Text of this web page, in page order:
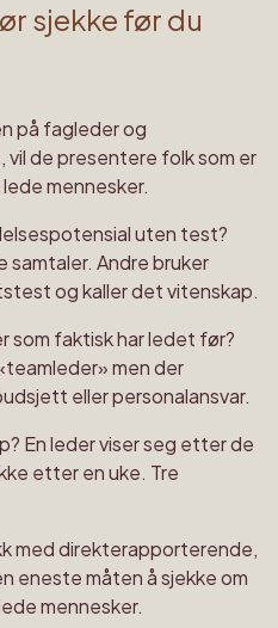
sjekke før du
på fagleder og
vil de presentere folk som er
mennesker.
uten test?
samtaler. Andre bruker
og kaller det vitenskap.
som faktisk har ledet før?
men der
eller personalansvar.
En leder viser seg etter de
etter en uke. Tre
med direkterapporterende,
eneste måten å sjekke om
mennesker.